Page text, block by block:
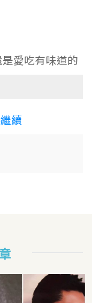
愛吃有味道的
續